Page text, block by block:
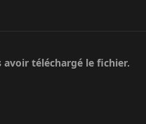
téléchargé le fichier.